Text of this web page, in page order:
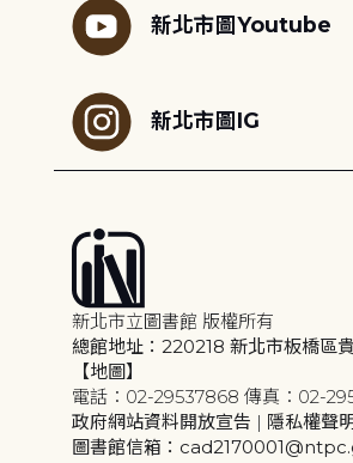
新北市圖Youtube
新北市圖IG
新北市立圖書館 版權所有
總館地址：220218 新北市板橋區
【地圖】
電話：02-29537868 傳真：02-
政府網站資料開放宣告 | 隱私權聲
圖書館信箱：